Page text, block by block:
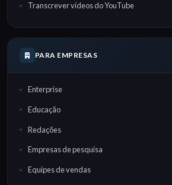
Transcrever vídeos do YouTube
PARA EMPRESAS
Enterprise
Educação
Redações
Empresas de pesquisa
Equipes de vendas